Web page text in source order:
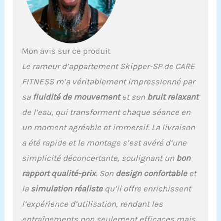
La résistance par eau, et
le palonnier équipé d'une
courroie confèrent au
incomparable. HOME
TRAINER CONNECTE : Vos
performances s’affichent
grâce à l'écran LCD à
lecture simultanée :
temps d'entraînement,
SPM, distance, compteur
de coups de rame par
minute et estimation des
calories brûlées.
CONFORT ET LONGÉVITÉ
OPTIMALES : Le rameur à
eau Skipper-SP EST
conforme à la norme ISO
20957. Il est idéal en
Mon avis sur ce produit
Le rameur d’appartement Skipper-SP de CARE
FITNESS m’a véritablement impressionné par
sa fluidité de mouvementet son bruit relaxant
de l’eau, qui transforment chaque séance en
un moment agréable et immersif. La livraison
a été rapide et le montage s’est avéré d’une
simplicité déconcertante, soulignant un bon
rapport qualité-prix. Son design confortableet
la simulation réalistequ’il offre enrichissent
l’expérience d’utilisation, rendant les